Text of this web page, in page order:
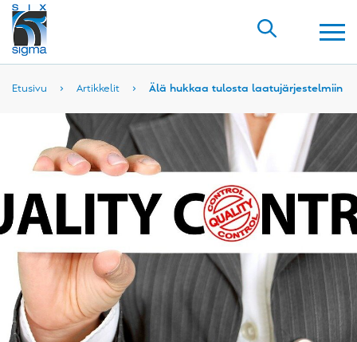
Etusivu › Artikkelit › Älä hukkaa tulosta laatujärjestelmiin